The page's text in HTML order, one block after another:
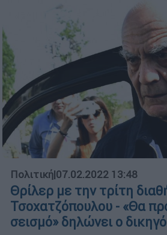
Πολιτική|07.02.2022 13:48
Θρίλερ με την τρίτη
Τσοχατζόπουλου - «Θα
σεισμό» δηλώνει ο